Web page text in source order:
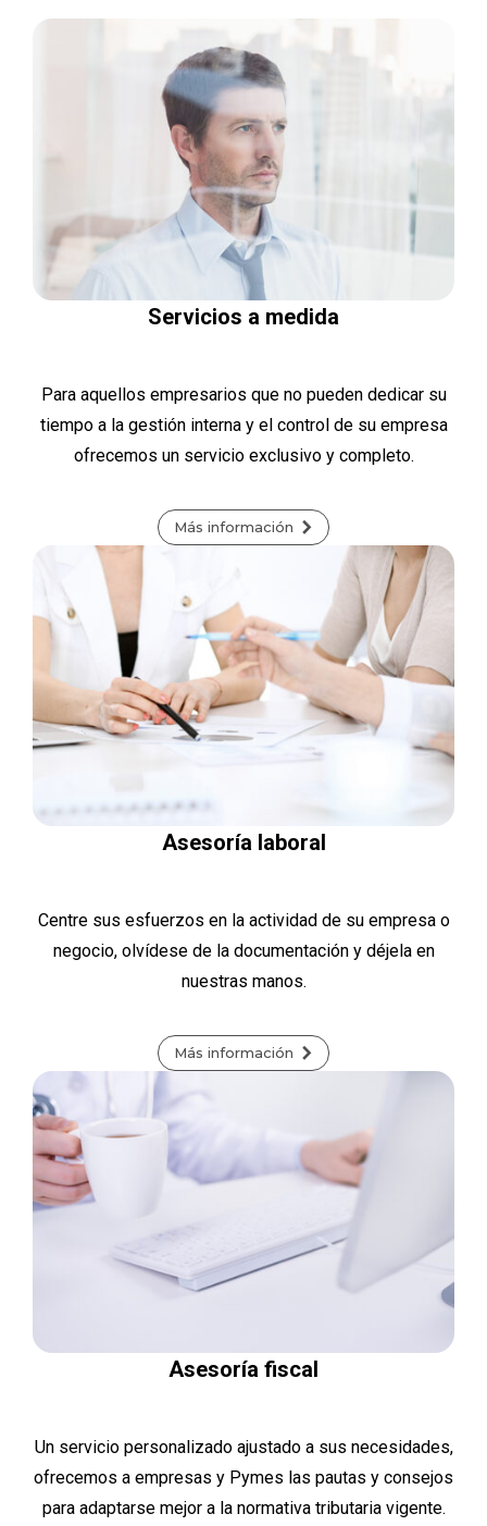
Servicios a medida
Para aquellos empresarios que no pueden dedicar su
tiempo a la gestión interna y el control de su empresa
ofrecemos un servicio exclusivo y completo.
Más información
Asesoría laboral
Centre sus esfuerzos en la actividad de su empresa o
negocio, olvídese de la documentación y déjela en
nuestras manos.
Más información
Asesoría fiscal
Un servicio personalizado ajustado a sus necesidades,
ofrecemos a empresas y Pymes las pautas y consejos
para adaptarse mejor a la normativa tributaria vigente.